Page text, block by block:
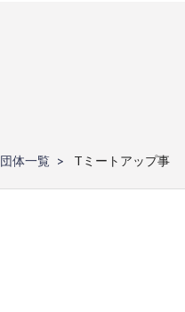
団体一覧
Tミートアップ事